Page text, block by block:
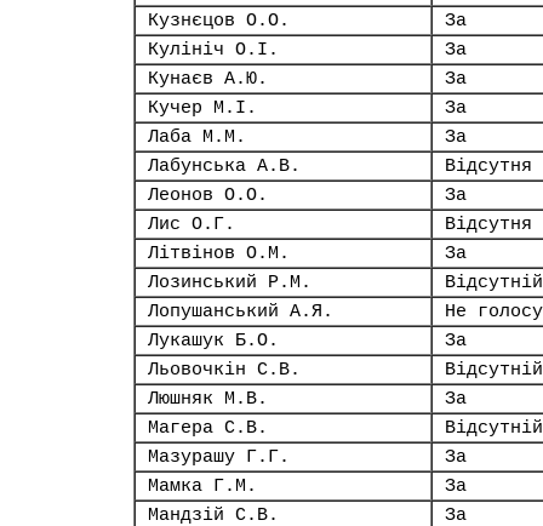
Кузнєцов О.О.
За
Кулініч О.І.
За
Кунаєв А.Ю.
За
Кучер М.І.
За
Лаба М.М.
За
Лабунська А.В.
Відсутня
Леонов О.О.
За
Лис О.Г.
Відсутня
Літвінов О.М.
За
Лозинський Р.М.
Відсутній
Лопушанський А.Я.
Не
Лукашук Б.О.
За
Льовочкін С.В.
Відсутній
Люшняк М.В.
За
Магера С.В.
Відсутній
Мазурашу Г.Г.
За
Мамка Г.М.
За
Мандзій С.В.
За